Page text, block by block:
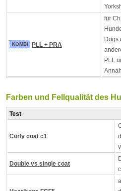
KOMBI PLL + PRA
für
Dogs
PLL
Farben und Fellqualität des
Test
Curly coat c1
Double vs single coat